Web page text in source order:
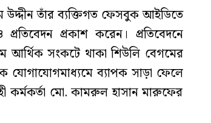
তাঁর ব্যক্তিগত ফেসবুক আইডিতে
প্রকাশ করেন। প্রতিবেদনে
আর্থিক সংকটে থাকা শিউলি বেগমের
যোগাযোগমাধ্যমে ব্যাপক সাড়া ফেলে
কর্মকর্তা মো. কামরুল হাসান মারুফের